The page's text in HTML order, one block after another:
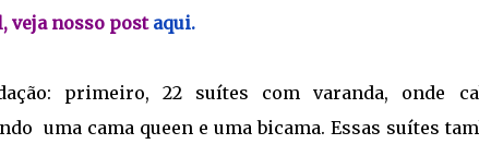
veja nosso post aqui.
primeiro, 22 suítes com varanda, onde
uma cama queen e uma bicama. Essas suítes